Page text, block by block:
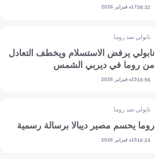
08:3217 فبراير 2026
نابولي ضد روما
نابولي يرفض الاستسلام ويخطف التعادل
من روما في ديربي الشمس
16:5615 فبراير 2026
نابولي ضد روما
روما يحسم مصير ديبالا برسالة رسمية
16:2415 فبراير 2026